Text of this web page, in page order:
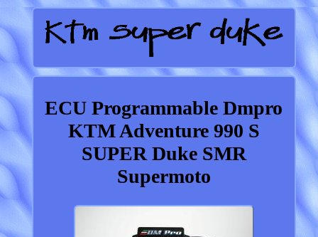
ECU Programmable Dmpro
KTM Adventure 990 S
SUPER Duke SMR
Supermoto